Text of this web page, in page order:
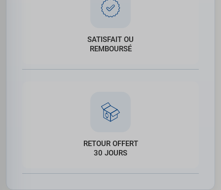
SATISFAIT OU
REMBOURSÉ
RETOUR OFFERT
30 JOURS